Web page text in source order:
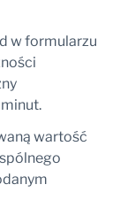
w formularzu
wartość